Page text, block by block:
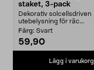
staket, 3-pack
Dekorativ solcellsdriven
utebelysning för räc...
Färg: Svart
59,90
Lägg i varukorg